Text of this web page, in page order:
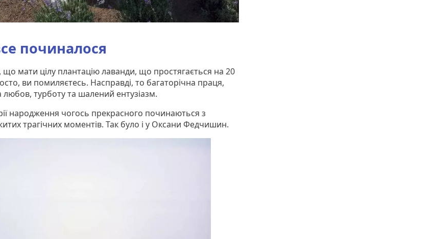
починалося
мати цілу плантацію лаванди, що простягається на 20
ви помиляєтесь. Насправді, то багаторічна праця,
турботу та шалений ентузіазм.
народження чогось прекрасного починаються з
трагічних моментів. Так було і у Оксани Федчишин.